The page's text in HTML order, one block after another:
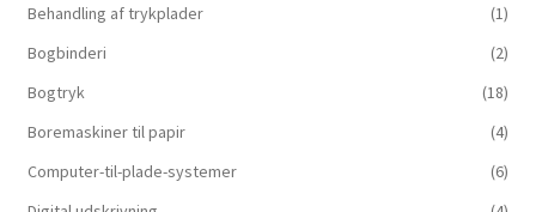
Behandling af trykplader
(1)
Bogbinderi
(2)
Bogtryk
(18)
Boremaskiner til papir
(4)
Computer-til-plade-systemer
(6)